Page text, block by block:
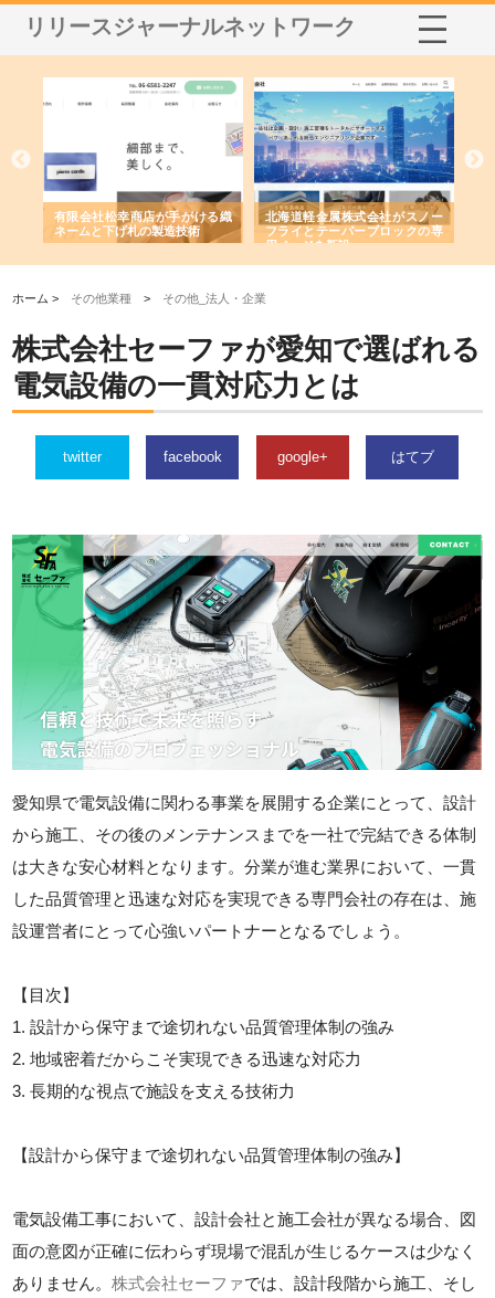
リリースジャーナルネットワーク
有限会社松幸商店が手がける織
ネームと下げ札の製造技術
北海道軽金属株式会社がスノー
フライとテーパーブロックの専
用ページを新設
ホーム > その他業種 > その他_法人・企業
株式会社セーファが愛知で選ばれる
電気設備の一貫対応力とは
twitter facebook google+ はてブ
愛知県で電気設備に関わる事業を展開する企業にとって、設計
から施工、その後のメンテナンスまでを一社で完結できる体制
は大きな安心材料となります。分業が進む業界において、一貫
した品質管理と迅速な対応を実現できる専門会社の存在は、施
設運営者にとって心強いパートナーとなるでしょう。
【目次】
1. 設計から保守まで途切れない品質管理体制の強み
2. 地域密着だからこそ実現できる迅速な対応力
3. 長期的な視点で施設を支える技術力
【設計から保守まで途切れない品質管理体制の強み】
電気設備工事において、設計会社と施工会社が異なる場合、図
面の意図が正確に伝わらず現場で混乱が生じるケースは少なく
ありません。株式会社セーファでは、設計段階から施工、そし